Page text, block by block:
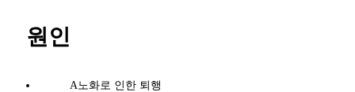
원인
A 노화로 인한 퇴행